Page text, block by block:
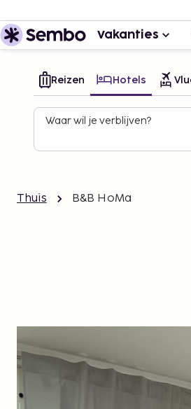
Vakanties
Reizen Hotels
Waar wil je verblijven?
Thuis B&B HoMa